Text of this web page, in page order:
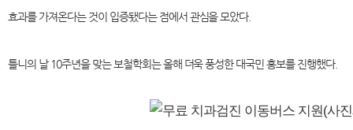
효과를 가져온다는 것이 입증됐다는 점에서 관심을 모았다.
틀니의 날 10주년을 맞는 보철학회는 올해 더욱 풍성한 대국민 홍보를 진행했다.